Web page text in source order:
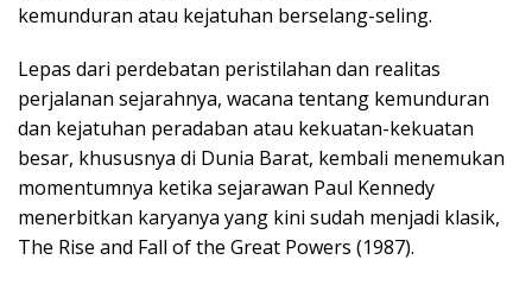
kemunduran atau kejatuhan berselang-seling.
Lepas dari perdebatan peristilahan dan realitas
perjalanan sejarahnya, wacana tentang kemunduran
dan kejatuhan peradaban atau kekuatan-kekuatan
besar, khususnya di Dunia Barat, kembali menemukan
momentumnya ketika sejarawan Paul Kennedy
menerbitkan karyanya yang kini sudah menjadi klasik,
The Rise and Fall of the Great Powers (1987).